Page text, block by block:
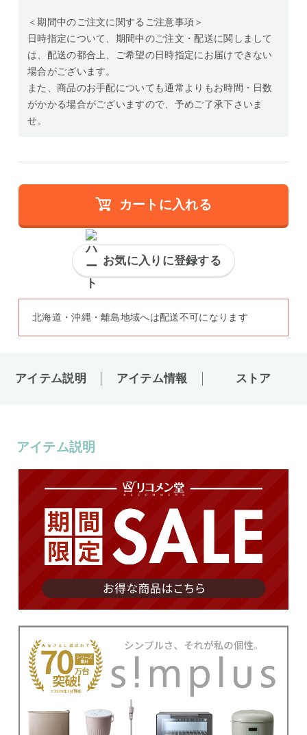
＜期間中のご注文に関するご注意事項＞
日時指定について、期間中のご注文・配送に関しまして
は、配送の都合上、ご希望の日時指定にお届けできない
場合がございます。
また、商品のお手配についても通常よりもお時間・日数
がかかる場合がございますので、予めご了承下さいま
せ。
カートに入れる
お気に入りに登録する
北海道・沖縄・離島地域へは配送不可になります
アイテム説明 アイテム情報 ストア
アイテム説明